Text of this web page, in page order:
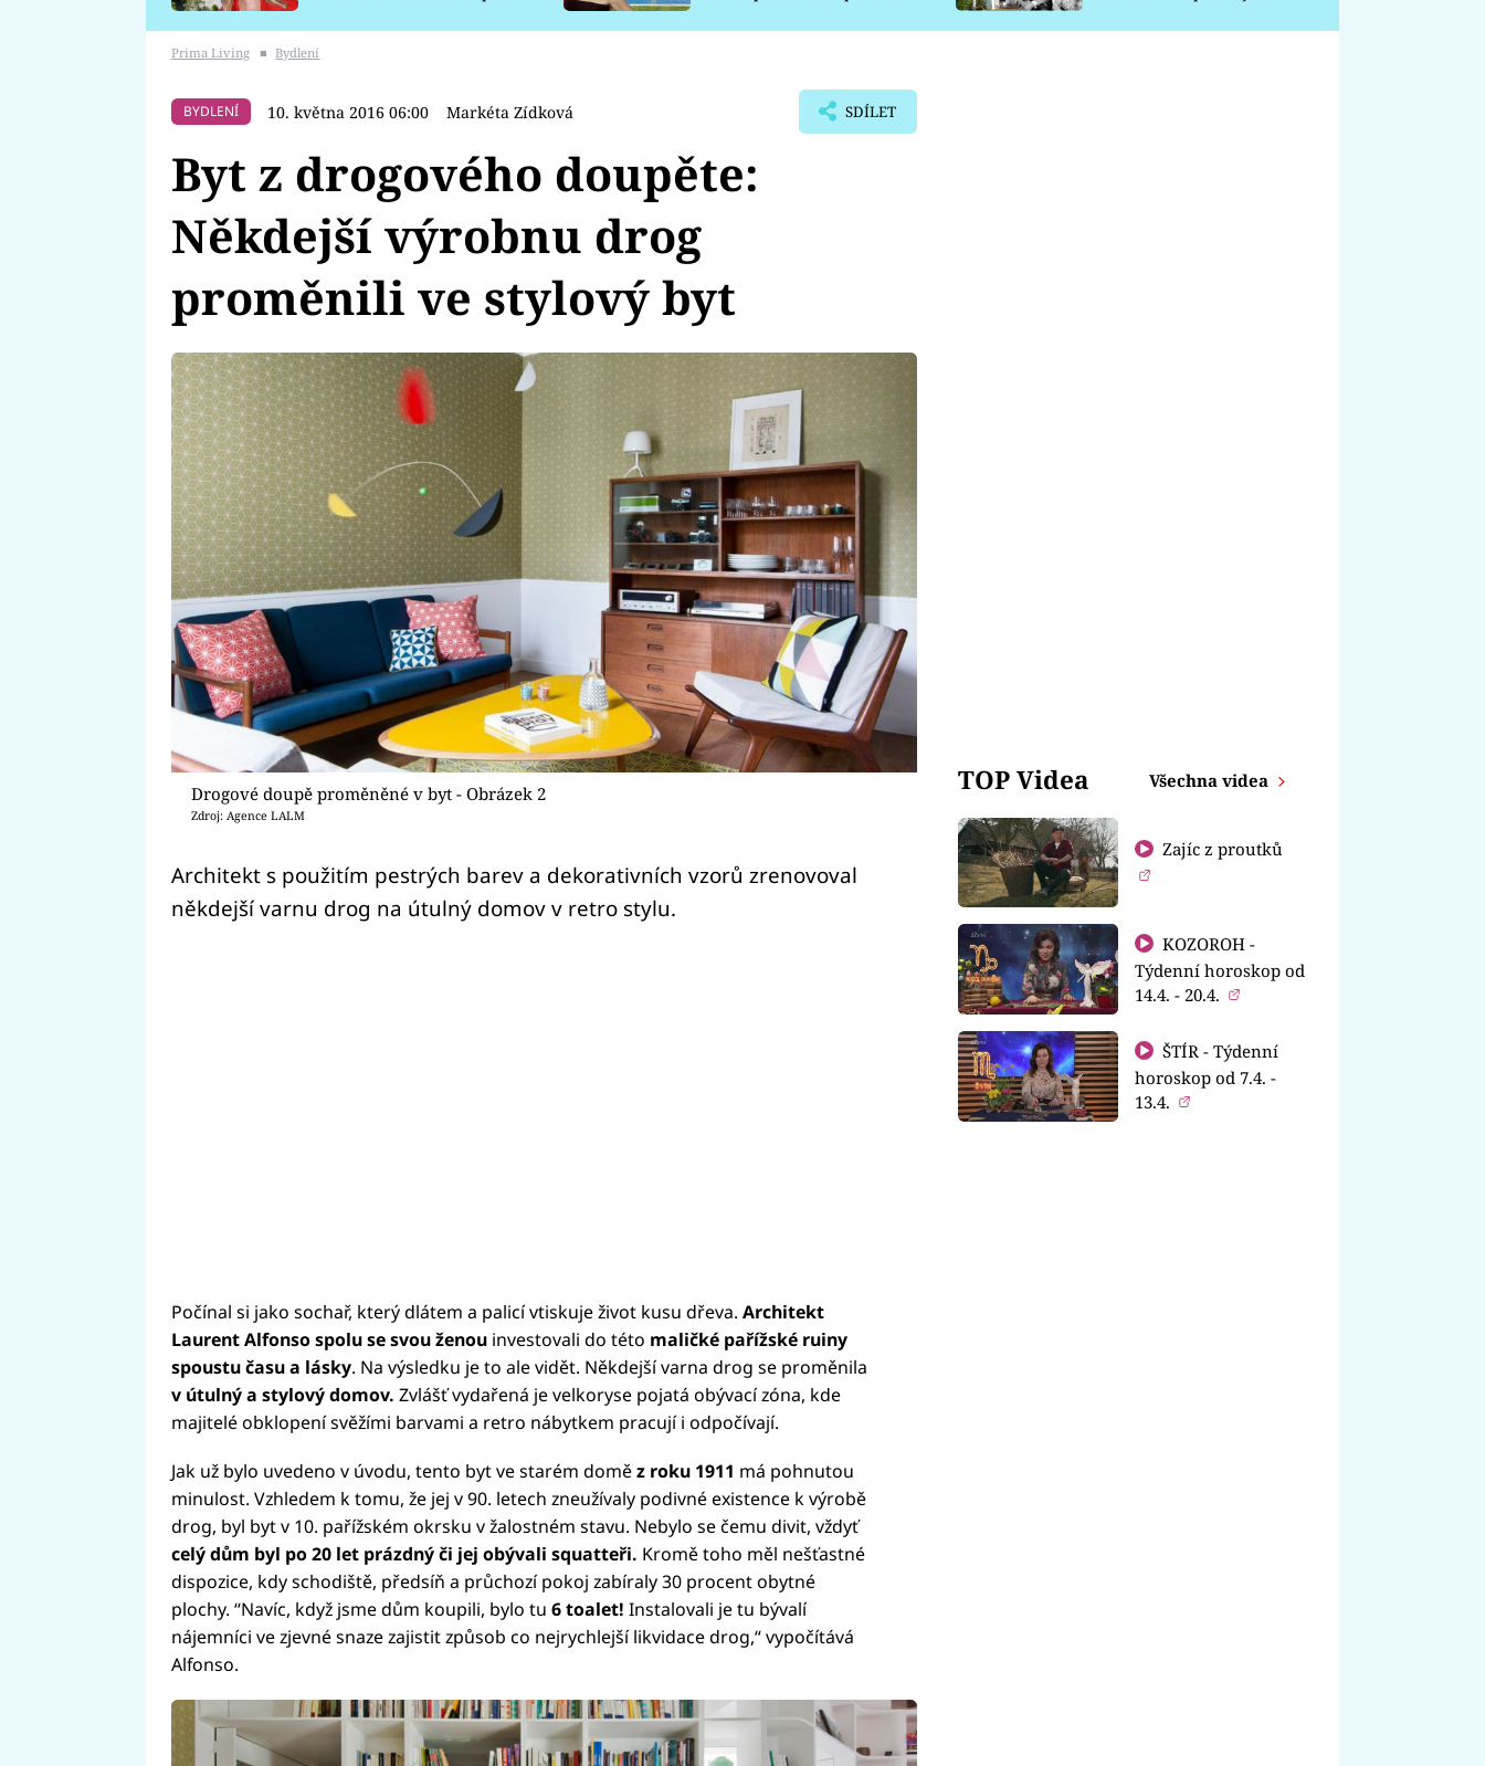
Prima Living ■ Bydlení
BYDLENÍ 10. května 2016 06:00 Markéta Zídková SDÍLET
Byt z drogového doupěte:
Někdejší výrobnu drog
proměnili ve stylový byt
Drogové doupě proměněné v byt - Obrázek 2
Zdroj: Agence LALM
Architekt s použitím pestrých barev a dekorativních vzorů zrenovoval
někdejší varnu drog na útulný domov v retro stylu.
Počínal si jako sochař, který dlátem a palicí vtiskuje život kusu dřeva. Architekt
Laurent Alfonso spolu se svou ženouinvestovali do této maličké pařížské ruiny
spoustu času a lásky. Na výsledku je to ale vidět. Někdejší varna drog se proměnila
v útulný a stylový domov. Zvlášť vydařená je velkoryse pojatá obývací zóna, kde
majitelé obklopení svěžími barvami a retro nábytkem pracují i odpočívají.
Jak už bylo uvedeno v úvodu, tento byt ve starém doměz roku 1911 má pohnutou
minulost. Vzhledem k tomu, že jej v 90. letech zneužívaly podivné existence k výrobě
drog, byl byt v 10. pařížském okrsku v žalostném stavu. Nebylo se čemu divit, vždyť
celý dům byl po 20 let prázdný či jej obývali squatteři. Kromě toho měl nešťastné
dispozice, kdy schodiště, předsíň a průchozí pokoj zabíraly 30 procent obytné
plochy. “Navíc, když jsme dům koupili, bylo tu 6 toalet! Instalovali je tu bývalí
nájemníci ve zjevné snaze zajistit způsob co nejrychlejší likvidace drog,“ vypočítává
Alfonso.
TOP Videa Všechna videa
Zajíc z proutků
KOZOROH -
Týdenní horoskop od
14.4. - 20.4.
ŠTÍR - Týdenní
horoskop od 7.4. -
13.4.